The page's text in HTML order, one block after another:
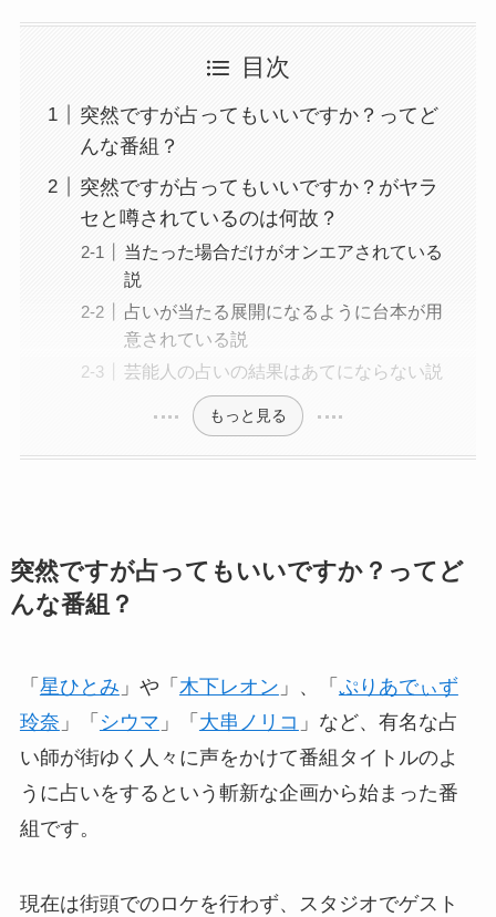
目次
突然ですが占ってもいいですか？ってど
んな番組？
突然ですが占ってもいいですか？がヤラ
セと噂されているのは何故？
当たった場合だけがオンエアされている
説
占いが当たる展開になるように台本が用
意されている説
芸能人の占いの結果はあてにならない説
もっと見る
突然ですが占ってもいいですか？ってど
んな番組？
「 星ひとみ 」や「 木下レオン 」、「 ぷりあでぃず
玲奈 」「 シウマ 」「 大串ノリコ 」など、有名な占
い師が街ゆく人々に声をかけて番組タイトルのよ
うに占いをするという斬新な企画から始まった番
組です。
現在は街頭でのロケを行わず、スタジオでゲスト